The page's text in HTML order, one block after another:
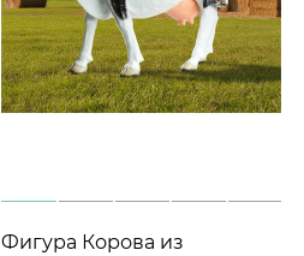
Фигура Корова из